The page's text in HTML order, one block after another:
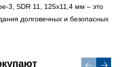
3, SDR 11, 125х11,4 мм – это
долговечных и безопасных